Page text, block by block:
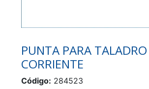
PUNTA PARA
CORRIENTE
Código: 284523